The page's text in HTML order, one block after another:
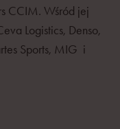
CCIM. Wśród jej
Logistics, Denso,
Sports, MIG i